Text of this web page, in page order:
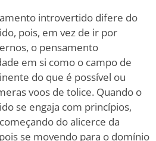
introvertido difere do
pois, em vez de ir por
o pensamento
em si como o campo de
do que é possível ou
voos de tolice. Quando o
se engaja com princípios,
do alicerce da
se movendo para o domínio